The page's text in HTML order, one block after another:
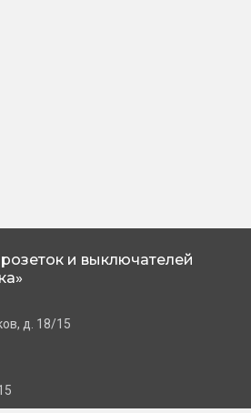
и выключателей
д. 18/15